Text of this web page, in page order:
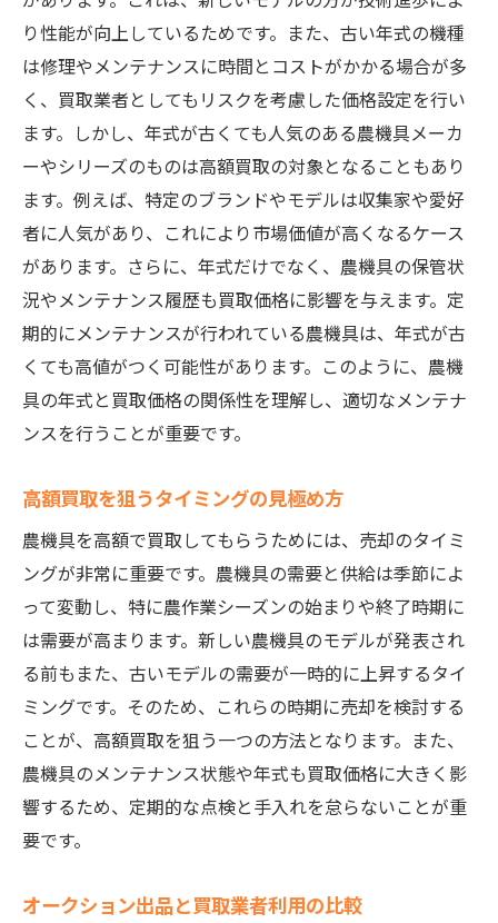
り性能が向上しているためです。また、古い年式の機種
は修理やメンテナンスに時間とコストがかかる場合が多
く、買取業者としてもリスクを考慮した価格設定を行い
ます。しかし、年式が古くても人気のある農機具メーカ
ーやシリーズのものは高額買取の対象となることもあり
ます。例えば、特定のブランドやモデルは収集家や愛好
者に人気があり、これにより市場価値が高くなるケース
があります。さらに、年式だけでなく、農機具の保管状
況やメンテナンス履歴も買取価格に影響を与えます。定
期的にメンテナンスが行われている農機具は、年式が古
くても高値がつく可能性があります。このように、農機
具の年式と買取価格の関係性を理解し、適切なメンテナ
ンスを行うことが重要です。
高額買取を狙うタイミングの見極め方
農機具を高額で買取してもらうためには、売却のタイミ
ングが非常に重要です。農機具の需要と供給は季節によ
って変動し、特に農作業シーズンの始まりや終了時期に
は需要が高まります。新しい農機具のモデルが発表され
る前もまた、古いモデルの需要が一時的に上昇するタイ
ミングです。そのため、これらの時期に売却を検討する
ことが、高額買取を狙う一つの方法となります。また、
農機具のメンテナンス状態や年式も買取価格に大きく影
響するため、定期的な点検と手入れを怠らないことが重
要です。
オークション出品と買取業者利用の比較